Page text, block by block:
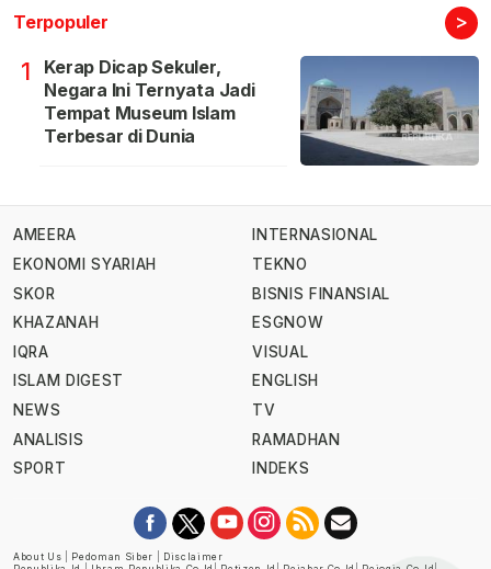
Terpopuler >
1
Kerap Dicap Sekuler,
Negara Ini Ternyata Jadi
Tempat Museum Islam
Terbesar di Dunia
AMEERA
EKONOMI SYARIAH
SKOR
KHAZANAH
IQRA
ISLAM DIGEST
NEWS
ANALISIS
SPORT
INTERNASIONAL
TEKNO
BISNIS FINANSIAL
ESGNOW
VISUAL
ENGLISH
TV
RAMADHAN
INDEKS
About Us Pedoman Siber
Disclaimer